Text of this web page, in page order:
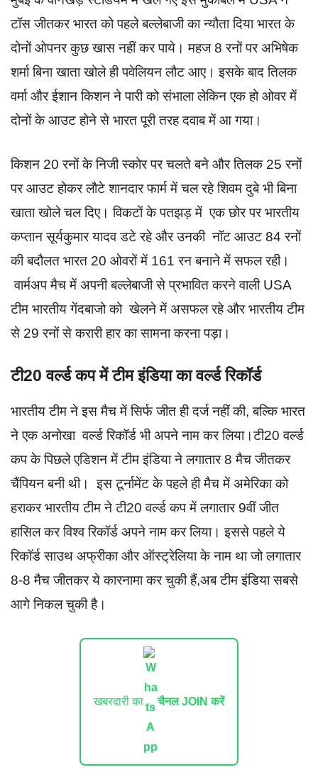
टॉस जीतकर भारत को पहले बल्लेबाजी का न्यौता दिया भारत के
दोनों ओपनर कुछ खास नहीं कर पाये। महज 8 रनों पर अभिषेक
शर्मा बिना खाता खोले ही पवेलियन लौट आए। इसके बाद तिलक
वर्मा और ईशान किशन ने पारी को संभाला लेकिन एक हो ओवर में
दोनों के आउट होने से भारत पूरी तरह दवाब में आ गया।
किशन 20 रनों के निजी स्कोर पर चलते बने और तिलक 25 रनों
पर आउट होकर लौटे शानदार फार्म में चल रहे शिवम दुबे भी बिना
खाता खोले चल दिए। विकटों के पतझड़ में एक छोर पर भारतीय
कप्तान सूर्यकुमार यादव डटे रहे और उनकी नॉट आउट 84 रनों
की बदौलत भारत 20 ओवरों में 161 रन बनाने में सफल रही।
वार्मअप मैच में अपनी बल्लेबाजी से प्रभावित करने वाली USA
टीम भारतीय गेंदबाजो को खेलने में असफल रहे और भारतीय टीम
से 29 रनों से करारी हार का सामना करना पड़ा।
टी20 वर्ल्ड कप में टीम इंडिया का वर्ल्ड रिकॉर्ड
भारतीय टीम ने इस मैच में सिर्फ जीत ही दर्ज नहीं की, बल्कि भारत
ने एक अनोखा वर्ल्ड रिकॉर्ड भी अपने नाम कर लिया।टी20 वर्ल्ड
कप के पिछले एडिशन में टीम इंडिया ने लगातार 8 मैच जीतकर
चैंपियन बनी थी। इस टूर्नामेंट के पहले ही मैच में अमेरिका को
हराकर भारतीय टीम ने टी20 वर्ल्ड कप में लगातार 9वीं जीत
हासिल कर विश्व रिकॉर्ड अपने नाम कर लिया। इससे पहले ये
रिकॉर्ड साउथ अफ्रीका और ऑस्ट्रेलिया के नाम था जो लगातार
8-8 मैच जीतकर ये कारनामा कर चुकी हैं,अब टीम इंडिया सबसे
आगे निकल चुकी है।
खबरदारी का चैनल JOIN करें